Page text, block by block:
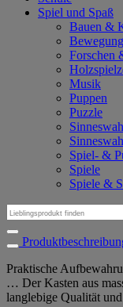
Spiel und Spaß
Bauen &
Forschen
Musik
Puppen
Puzzle
Spiel- &
Spiele
Spiele &
Suchen
nach:
Praktische
… Der Kasten aus
langlebige Qualität